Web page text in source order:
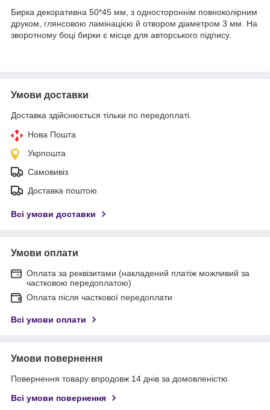
Бирка декоративна 50*45 мм, з одностороннім повноколірним
друком, глянсовою ламінацією й отвором діаметром 3 мм. На
зворотному боці бирки є місце для авторського підпису.
Умови доставки
Доставка здійснюється тільки по передоплаті.
Нова Пошта
Укрпошта
Самовивіз
Доставка поштою
Всі умови доставки
Умови оплати
Оплата за реквізитами (накладений платіж можливий за
частковою передоплатою)
Оплата після часткової передоплати
Всі умови оплати
Умови повернення
Повернення товару впродовж 14 днів за домовленістю
Всі умови повернення